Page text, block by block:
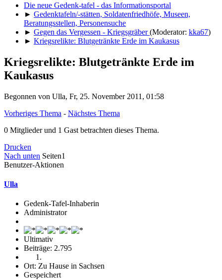
Die neue Gedenk-tafel - das Informationsportal
► Gedenktafeln/-stätten, Soldatenfriedhöfe, Museen,
Beratungsstellen, Personensuche
► Gegen das Vergessen - Kriegsgräber(Moderator: kka67)
► Kriegsrelikte: Blutgetränkte Erde im Kaukasus
Kriegsrelikte: Blutgetränkte Erde im
Kaukasus
Begonnen von Ulla, Fr, 25. November 2011, 01:58
Vorheriges Thema - Nächstes Thema
0 Mitglieder und 1 Gast betrachten dieses Thema.
Drucken
Nach unten Seiten1
Benutzer-Aktionen
Ulla
Gedenk-Tafel-Inhaberin
Administrator
Ultimativ
Beiträge: 2.795
Ort: Zu Hause in Sachsen
Gespeichert